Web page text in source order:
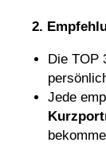
2.
Die TOP
Jede